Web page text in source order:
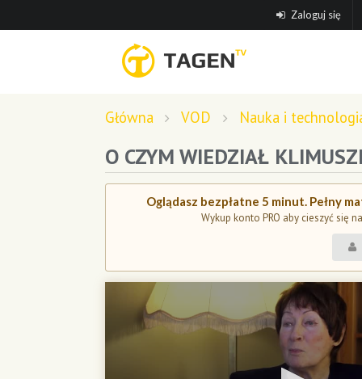
Zaloguj się
Główna VOD Nauka i
O CZYM WIEDZIAŁ
Oglądasz bezpłatne 5 minut. Pełny
Wykup konto PRO aby cieszyć się